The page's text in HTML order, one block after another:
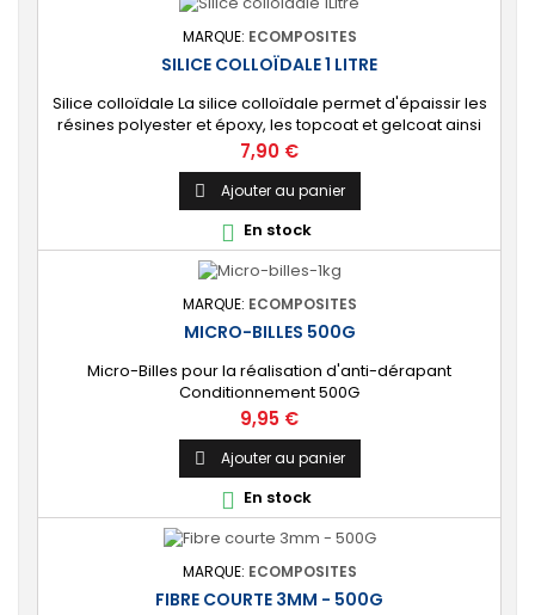
MARQUE: ECOMPOSITES
SILICE COLLOÏDALE 1 LITRE
Silice colloïdale La silice colloïdale permet d'épaissir les
résines polyester et époxy, les topcoat et gelcoat ainsi
que les peintures. Conditionnement 1 litre.
Prix
7,90 €
 Ajouter au panier
 En stock
MARQUE: ECOMPOSITES
MICRO-BILLES 500G
Micro-Billes pour la réalisation d'anti-dérapant
Conditionnement 500G
Prix
9,95 €
 Ajouter au panier
 En stock
MARQUE: ECOMPOSITES
FIBRE COURTE 3MM - 500G